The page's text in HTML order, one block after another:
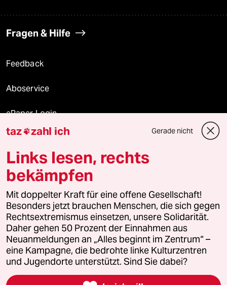
Fragen & Hilfe
Feedback
Aboservice
ePaper Login
Downloads für Abonnierende
© 2026 taz Verlags und Vertriebs GmbH
Alle Rechte vorbehalten. Bei rechtlichen Fragen oder für Genehmigungen
wenden Sie sich bitte an lizenzen@taz.de
Feedback Redaktionsstatut Kommune-Richtlinien
Leitlinie Informant Datenschutz Impressum AGB
Seitenwende Einwilligungen widerrufen (Ads)
taz zahl ich Gerade nicht
Links lesen, rechts
bekämpfen
Mit doppelter Kraft für eine offene Gesellschaft!
Besonders jetzt brauchen Menschen, die sich gegen
Rechtsextremismus einsetzen, unsere Solidarität.
Daher gehen 50 Prozent der Einnahmen aus
Neuanmeldungen an „Alles beginnt im Zentrum“ –
eine Kampagne, die bedrohte linke Kulturzentren
und Jugendorte unterstützt. Sind Sie dabei?